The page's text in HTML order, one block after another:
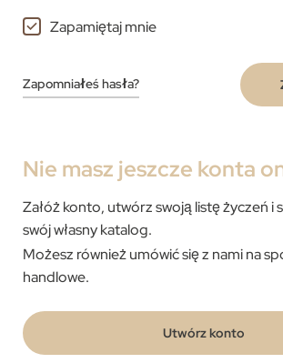
Zapamiętaj mnie
Zapomniałeś hasła?
Nie masz jeszcze konta
Załóż konto, utwórz swoją listę życzeń i
swój własny katalog.
Możesz również umówić się z nami na
handlowe.
Utwórz konto